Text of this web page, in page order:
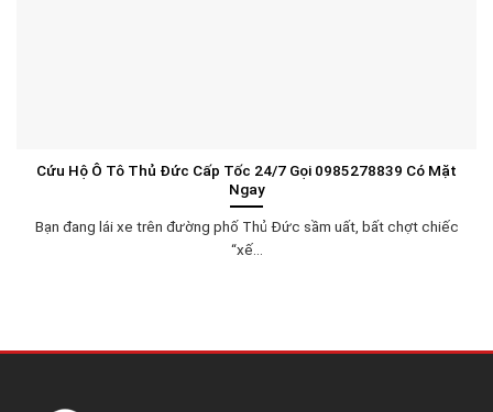
Cứu Hộ Ô Tô Thủ Đức Cấp Tốc 24/7 Gọi 0985278839 Có Mặt
Ngay
Bạn đang lái xe trên đường phố Thủ Đức sầm uất, bất chợt chiếc
“xế...